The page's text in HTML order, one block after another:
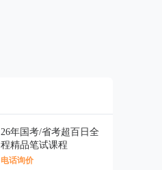
26年国考/省考超百日全
程精品笔试课程
电话询价